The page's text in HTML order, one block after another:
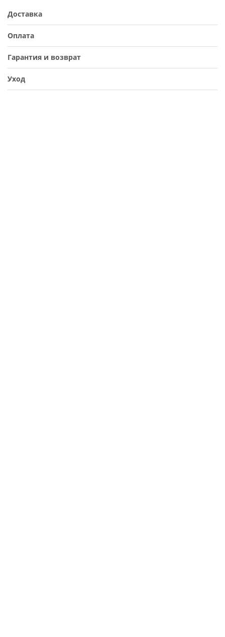
Доставка
Оплата
Гарантия и возврат
Уход